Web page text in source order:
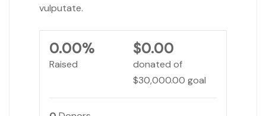
vulputate.
0.00%
Raised
$0.00
donated of
$30,000.00 goal